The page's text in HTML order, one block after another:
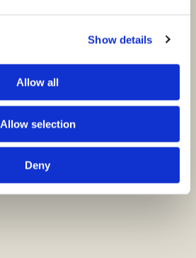
Show details
Allow all
Allow selection
Deny